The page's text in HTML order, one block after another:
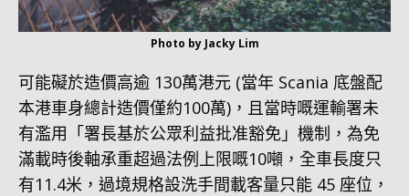
Photo by Jacky Lim
可能礙於造價高逾 130萬港元 (當年 Scania 底盤配
本港車身總計造價僅約100萬)，且當時嘅運輸署未
有濫用「署長基於公眾利益批准豁免」機制，為免
滿載時後軸承重超過法例上限嘅10噸，全車長度只
有11.4米，過境規格設洗手間載客量只能 45 座位，